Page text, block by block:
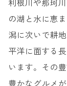
の湖と水に恵
潟に次いで耕
平洋に面する
います。その
豊かなグルメ